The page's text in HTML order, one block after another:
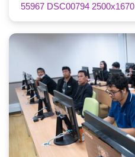
55967 DSC00794 2500x1670